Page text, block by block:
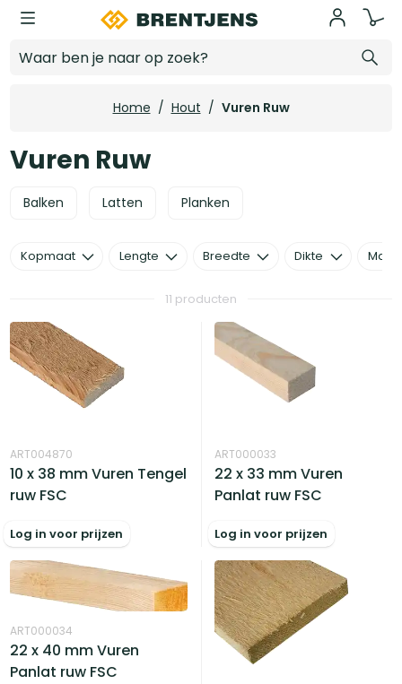
Ga naar hoofdinhoud
Home / Hout / Vuren Ruw
Vuren Ruw
Balken Latten Planken
11 producten
ART004870
10 x 38 mm Vuren Tengel
ruw FSC
Log in voor prijzen
ART000033
22 x 33 mm Vuren
Panlat ruw FSC
Log in voor prijzen
ART000034
22 x 40 mm Vuren
Panlat ruw FSC
Kopmaat Lengte Breedte Dikte